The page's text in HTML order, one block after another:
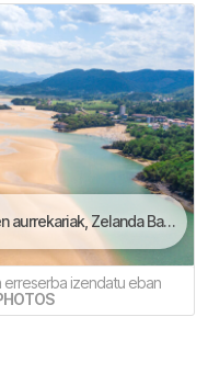
edo Murtziako Mar Menorren | Goizeko Izarretan
erreserba izendatu eban